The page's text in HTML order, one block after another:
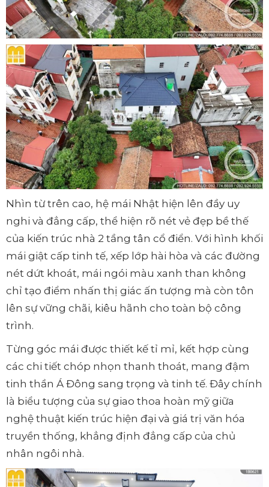
Nhìn từ trên cao, hệ mái Nhật hiện lên đầy uy
nghi và đẳng cấp, thể hiện rõ nét vẻ đẹp bề thế
của kiến trúc nhà 2 tầng tân cổ điển. Với hình khối
mái giật cấp tinh tế, xếp lớp hài hòa và các đường
nét dứt khoát, mái ngói màu xanh than không
chỉ tạo điểm nhấn thị giác ấn tượng mà còn tôn
lên sự vững chãi, kiêu hãnh cho toàn bộ công
trình.
Từng góc mái được thiết kế tỉ mỉ, kết hợp cùng
các chi tiết chóp nhọn thanh thoát, mang đậm
tinh thần Á Đông sang trọng và tinh tế. Đây chính
là biểu tượng của sự giao thoa hoàn mỹ giữa
nghệ thuật kiến trúc hiện đại và giá trị văn hóa
truyền thống, khẳng định đẳng cấp của chủ
nhân ngôi nhà.